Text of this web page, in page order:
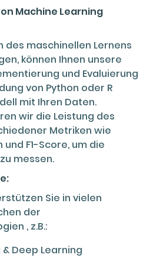
Machine Learning
des maschinellen Lernens
können Ihnen unsere
und Evaluierung
von Python oder R
mit Ihren Daten.
wir die Leistung des
Metriken wie
F1-Score, um die
messen.
Sie in vielen
der
, z.B.:
Deep Learning